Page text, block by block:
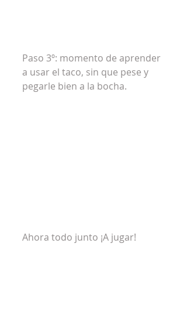
Paso 3º: momento de aprender
a usar el taco, sin que pese y
pegarle bien a la bocha.
Ahora todo junto ¡A jugar!